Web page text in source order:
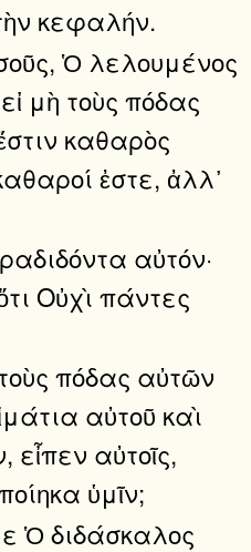
κεφαλήν.
Ὁ λελουμένος
μὴ τοὺς πόδας
καθαρὸς
ἐστε, ἀλλ᾿
αὐτόν·
Οὐχὶ πάντες
πόδας αὐτῶν
αὐτοῦ καὶ
αὐτοῖς,
ὑμῖν;
Ὁ διδάσκαλος